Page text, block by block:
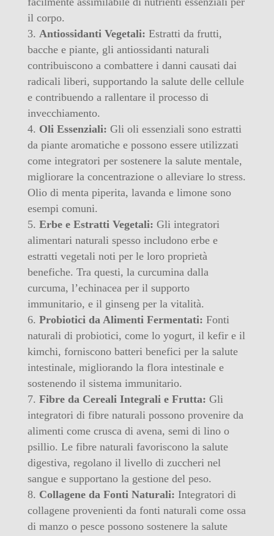
il corpo.
Antiossidanti Vegetali: Estratti da frutti,
bacche e piante, gli antiossidanti naturali
contribuiscono a combattere i danni causati dai
radicali liberi, supportando la salute delle cellule
e contribuendo a rallentare il processo di
invecchiamento.
Oli Essenziali: Gli oli essenziali sono estratti
da piante aromatiche e possono essere utilizzati
come integratori per sostenere la salute mentale,
migliorare la concentrazione o alleviare lo stress.
Olio di menta piperita, lavanda e limone sono
esempi comuni.
Erbe e Estratti Vegetali: Gli integratori
alimentari naturali spesso includono erbe e
estratti vegetali noti per le loro proprietà
benefiche. Tra questi, la curcumina dalla
curcuma, l’echinacea per il supporto
immunitario, e il ginseng per la vitalità.
Probiotici da Alimenti Fermentati: Fonti
naturali di probiotici, come lo yogurt, il kefir e il
kimchi, forniscono batteri benefici per la salute
intestinale, migliorando la flora intestinale e
sostenendo il sistema immunitario.
Fibre da Cereali Integrali e Frutta: Gli
integratori di fibre naturali possono provenire da
alimenti come crusca di avena, semi di lino o
psillio. Le fibre naturali favoriscono la salute
digestiva, regolano il livello di zuccheri nel
sangue e supportano la gestione del peso.
Collagene da Fonti Naturali: Integratori di
collagene provenienti da fonti naturali come ossa
di manzo o pesce possono sostenere la salute